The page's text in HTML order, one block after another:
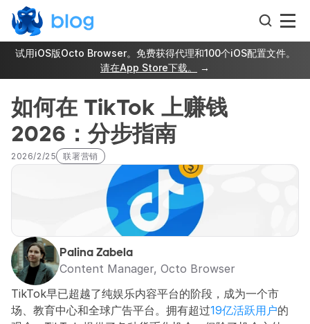
试用iOS版Octo Browser。免费获得代理和100个iOS配置文件。
请在App Store下载。
→
如何在 TikTok 上赚钱
2026：分步指南
2026/2/25 联署营销
Palina Zabela
Content Manager, Octo Browser
TikTok早已超越了纯娱乐内容平台的阶段，成为一个市
场、教育中心和全球广告平台。拥有超过19亿活跃用户的